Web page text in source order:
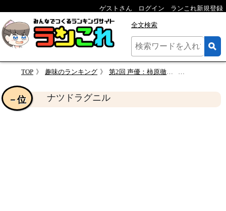
ゲストさん ログイン ランこれ新規登録
全文検索
TOP 趣味のランキング 第2回 声優：柿原徹也さんの演じるキャラクター人気投票
ナツドラグニル
－位